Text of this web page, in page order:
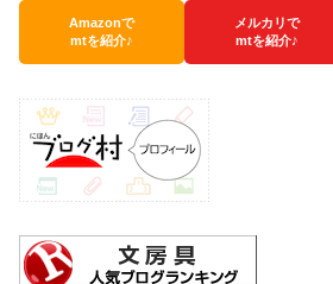
Amazonで
mtを紹介♪
メルカリで
mtを紹介♪